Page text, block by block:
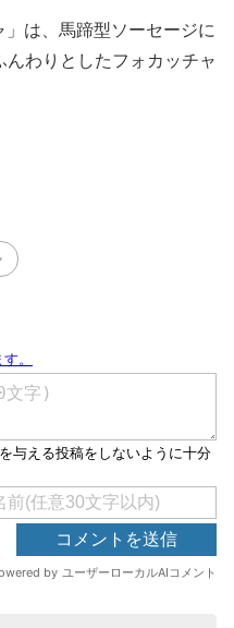
は、馬蹄型ソーセージに
わりとしたフォカッチャ